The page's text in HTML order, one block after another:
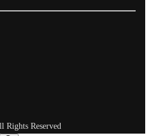
Rights Reserved